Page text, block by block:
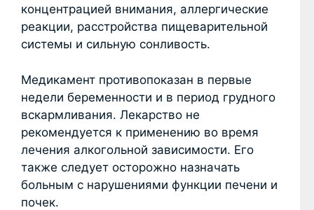
концентрацией внимания, аллергические
реакции, расстройства пищеварительной
системы и сильную сонливость.
Медикамент противопоказан в первые
недели беременности и в период грудного
вскармливания. Лекарство не
рекомендуется к применению во время
лечения алкогольной зависимости. Его
также следует осторожно назначать
больным с нарушениями функции печени и
почек.